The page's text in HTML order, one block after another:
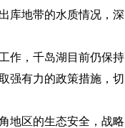
库地带的水质情况，深
作，千岛湖目前仍保持
强有力的政策措施，切
地区的生态安全，战略